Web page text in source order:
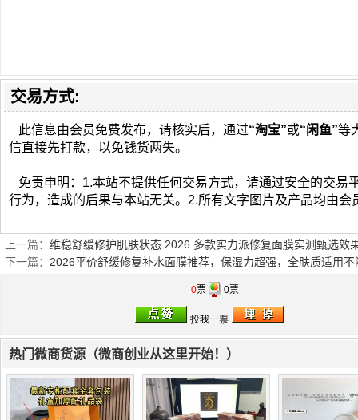
交易方式:
此信息由会员免费发布，请核实后，通过“淘宝”或“闲鱼”等
信直接先打款，以免钱货两失。
免责申明：1.本站不提供任何交易方式，请通过安全的交易
行为，造成的后果与本站无关。2.所有文字图片及产品均由
上一篇： 维稳舒缓修护肌肤状态 2026 多款实力派修复面膜实测甄选效
下一篇： 2026平价舒缓修复补水面膜推荐，保湿力超强，全肤质适用不
0票 0票
热门微商货源（微商创业从这里开始！）